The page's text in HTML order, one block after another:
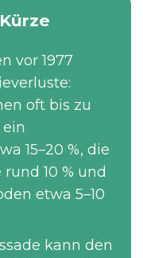
vor 1977
oft bis zu
15–20 %, die
10 % und
etwa 5–10
kann den